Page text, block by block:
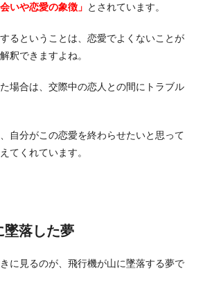
会いや恋愛の象徴」 とされています。
るということは、恋愛でよくないことが
釈できますよね。
場合は、交際中の恋人との間にトラブル
自分がこの恋愛を終わらせたいと思って
てくれています。
墜落した夢
に見るのが、飛行機が山に墜落する夢で